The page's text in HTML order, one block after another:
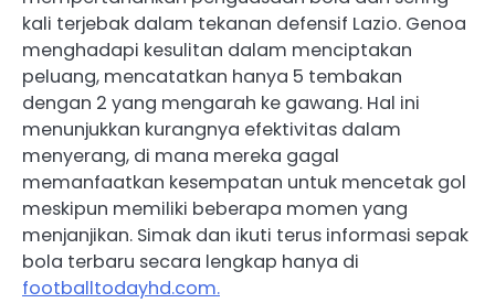
kali terjebak dalam tekanan defensif Lazio. Genoa
menghadapi kesulitan dalam menciptakan
peluang, mencatatkan hanya 5 tembakan
dengan 2 yang mengarah ke gawang. Hal ini
menunjukkan kurangnya efektivitas dalam
menyerang, di mana mereka gagal
memanfaatkan kesempatan untuk mencetak gol
meskipun memiliki beberapa momen yang
menjanjikan. Simak dan ikuti terus informasi sepak
bola terbaru secara lengkap hanya di
footballtodayhd.com.